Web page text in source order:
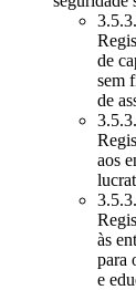
de
sem
de
aos
às
para
e